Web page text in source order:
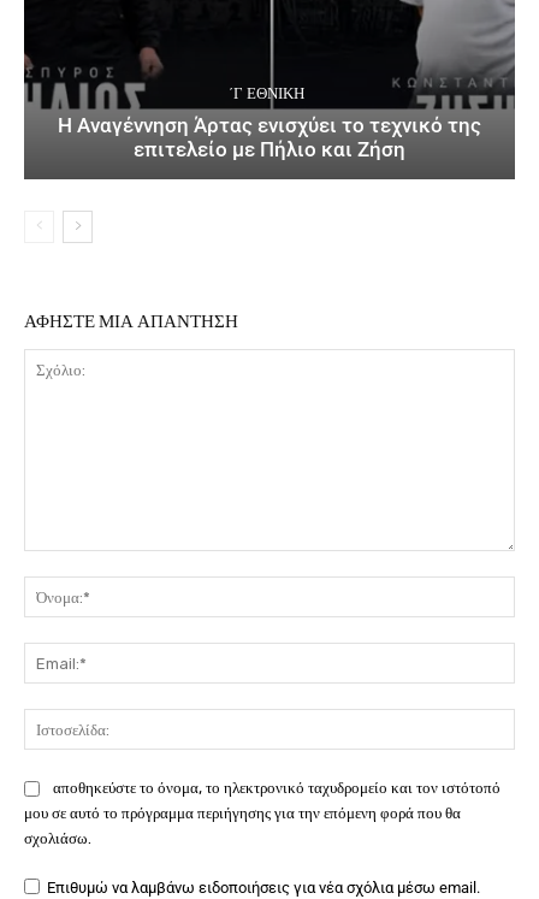
΄Γ ΕΘΝΙΚΉ
Η Αναγέννηση Άρτας ενισχύει το τεχνικό της
επιτελείο με Πήλιο και Ζήση
ΑΦΗΣΤΕ ΜΙΑ ΑΠΑΝΤΗΣΗ
αποθηκεύστε το όνομα, το ηλεκτρονικό ταχυδρομείο και τον ιστότοπό
μου σε αυτό το πρόγραμμα περιήγησης για την επόμενη φορά που θα
σχολιάσω.
Επιθυμώ να λαμβάνω ειδοποιήσεις για νέα σχόλια μέσω email.